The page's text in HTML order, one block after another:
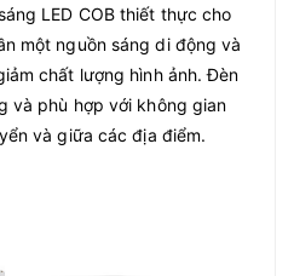
LED COB thiết thực cho
một nguồn sáng di động và
chất lượng hình ảnh. Đèn
và phù hợp với không gian
và giữa các địa điểm.